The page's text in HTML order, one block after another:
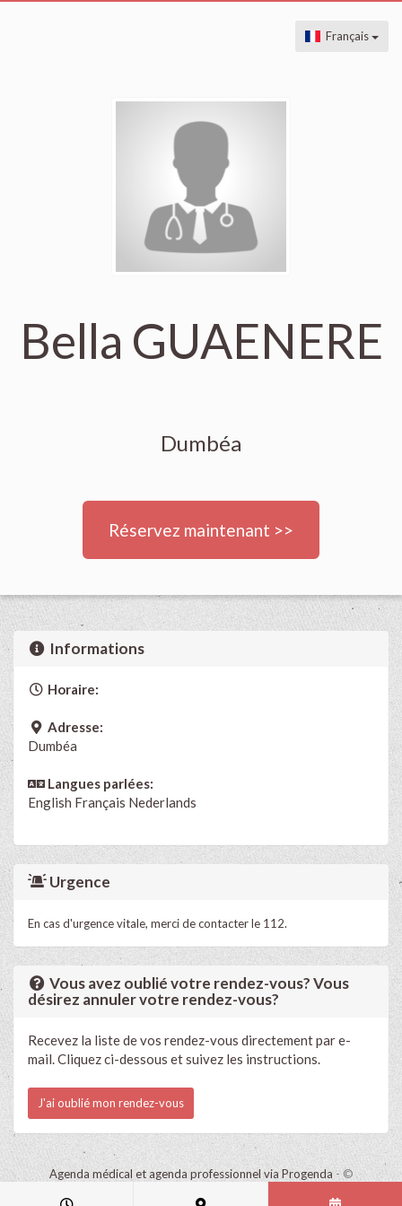
Français
Bella GUAENERE
Dumbéa
Réservez maintenant >>
Informations
Horaire:
Adresse:
Dumbéa
Langues parlées:
English Français Nederlands
Urgence
En cas d'urgence vitale, merci de contacter le 112.
Vous avez oublié votre rendez-vous? Vous
désirez annuler votre rendez-vous?
Recevez la liste de vos rendez-vous directement par e-
mail. Cliquez ci-dessous et suivez les instructions.
J'ai oublié mon rendez-vous
Agenda médical et agenda professionnel via Progenda - ©